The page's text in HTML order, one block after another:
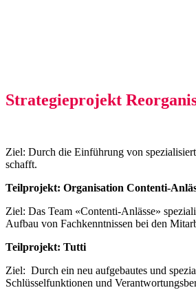
Strategieprojekt
Ziel: Durch die Einführung von
schafft.
Teilprojekt: Organisation Contenti-
Ziel: Das Team «Contenti-Anlässe»
Aufbau von Fachkenntnissen bei den
Teilprojekt: Tutti
Ziel: Durch ein neu aufgebautes und
Schlüsselfunktionen und